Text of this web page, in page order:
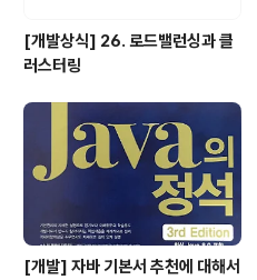
[개발상식] 26. 로드밸런싱과 클
러스터링
[개발] 자바 기본서 추천에 대해서